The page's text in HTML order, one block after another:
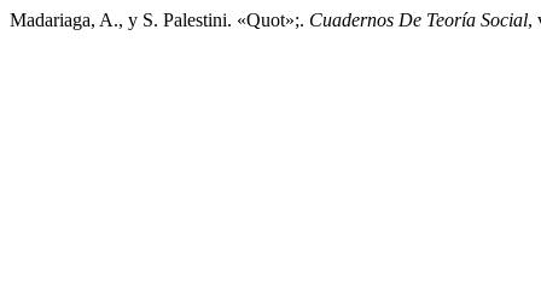
Madariaga, A., y S. Palestini. «Quot»;. Cuadernos De Teoría Social,